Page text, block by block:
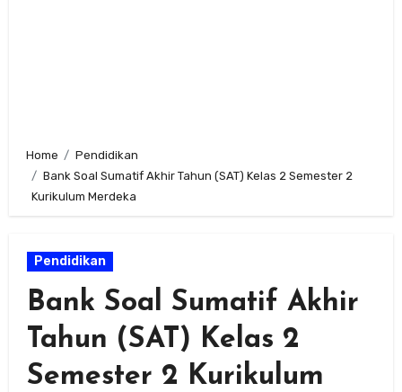
Home
Pendidikan
Bank Soal Sumatif Akhir Tahun (SAT) Kelas 2 Semester 2
Kurikulum Merdeka
Pendidikan
Bank Soal Sumatif Akhir
Tahun (SAT) Kelas 2
Semester 2 Kurikulum